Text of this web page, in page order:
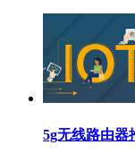
5g无线路由器